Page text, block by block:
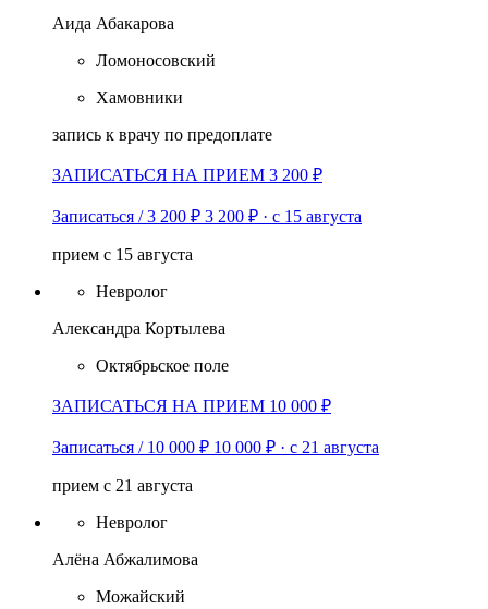
Аида Абакарова
Ломоносовский
Хамовники
запись к врачу по предоплате
ЗАПИСАТЬСЯ НА ПРИЕМ 3 200 ₽
Записаться / 3 200 ₽ 3 200 ₽ · с 15 августа
прием с 15 августа
Невролог
Александра Кортылева
Октябрьское поле
ЗАПИСАТЬСЯ НА ПРИЕМ 10 000 ₽
Записаться / 10 000 ₽ 10 000 ₽ · с 21 августа
прием с 21 августа
Невролог
Алёна Абжалимова
Можайский